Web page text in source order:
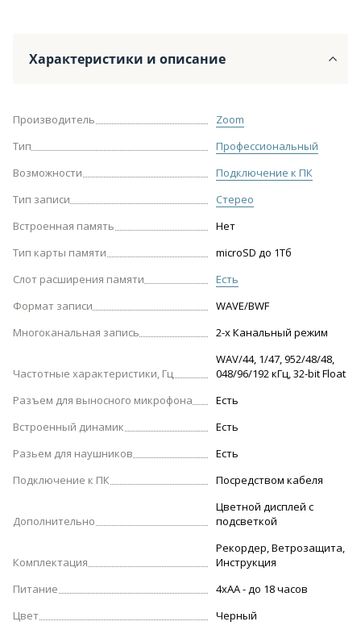
Характеристики и описание
Производитель
Zoom
Тип
Профессиональный
Возможности
Подключение к ПК
Тип записи
Стерео
Встроенная память
Нет
Тип карты памяти
microSD до 1Тб
Слот расширения памяти
Есть
Формат записи
WAVE/BWF
Многоканальная запись
2-х Канальный режим
Частотные характeристики, Гц
WAV/44, 1/47, 952/48/48,
048/96/192 кГц, 32-bit Float
Разъем для выносного микрофона
Есть
Встроенный динамик
Есть
Разьем для наушников
Есть
Подключение к ПК
Посредством кабеля
Дополнительно
Цветной дисплей с
подсветкой
Комплектация
Рекордер, Ветрозащита,
Инструкция
Питание
4xAA - до 18 часов
Цвет
Черный